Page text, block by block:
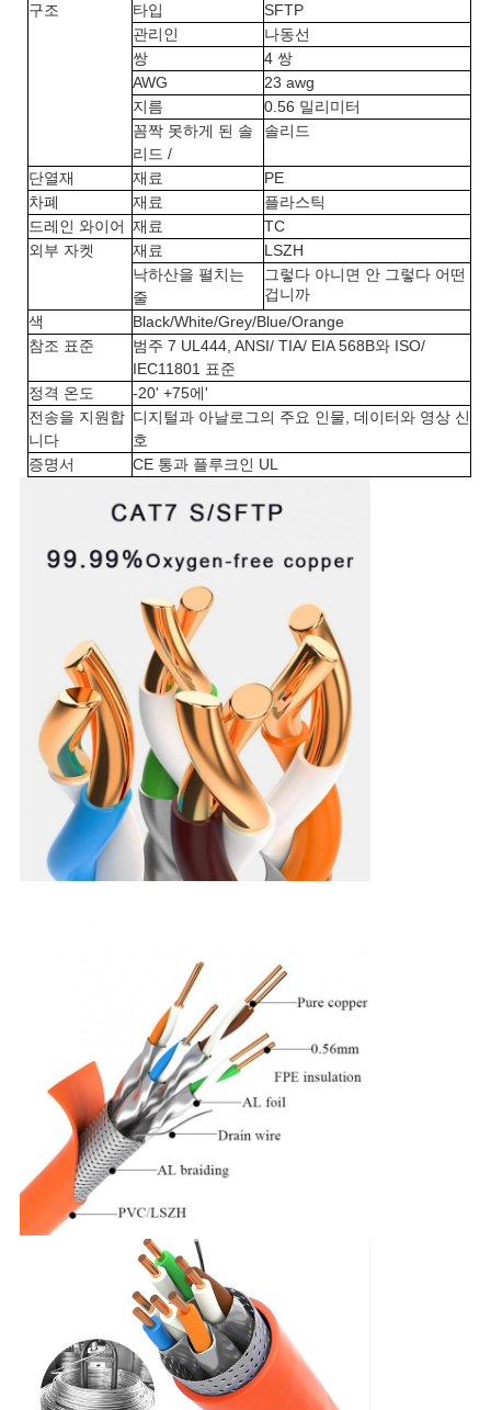
스
사
이
트
맵
개
인
구조
타입
SFTP
관리인
나동선
쌍
4 쌍
AWG
23 awg
지름
0.56 밀리미터
꼼짝 못하게 된 솔
리드 /
솔리드
단열재 재료
PE
차폐
재료
플라스틱
드레인 와이어 재료
TC
외부 자켓
재료
LSZH
낙하산을 펼치는
줄
그렇다 아니면 안 그렇다 어떤
겁니까
색
Black/White/Grey/Blue/Orange
참조 표준
범주 7 UL444, ANSI/ TIA/ EIA 568B와 ISO/
IEC11801 표준
정격 온도
-20' +75에'
전송을 지원합
니다
디지털과 아날로그의 주요 인물, 데이터와 영상 신
호
증명서
CE 통과 플루크인 UL